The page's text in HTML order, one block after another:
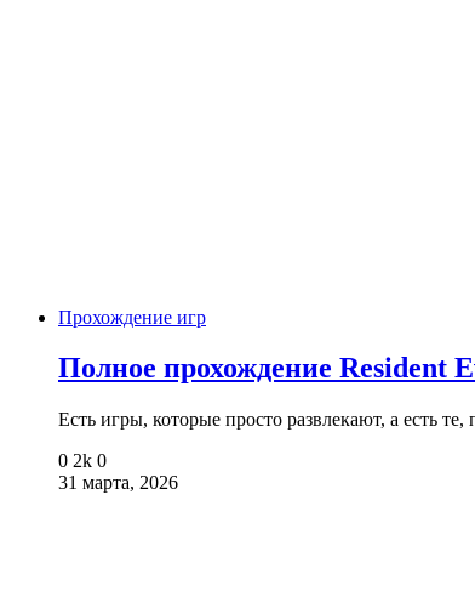
Прохождение игр
Полное прохождение Resident
Есть игры, которые просто развлекают, а есть
0 2k 0
31 марта, 2026